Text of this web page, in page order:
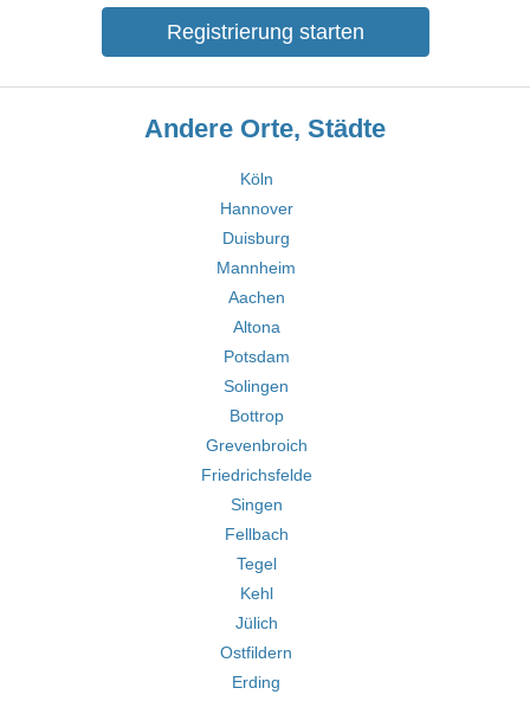
Registrierung starten
Andere Orte, Städte
Köln
Hannover
Duisburg
Mannheim
Aachen
Altona
Potsdam
Solingen
Bottrop
Grevenbroich
Friedrichsfelde
Singen
Fellbach
Tegel
Kehl
Jülich
Ostfildern
Erding